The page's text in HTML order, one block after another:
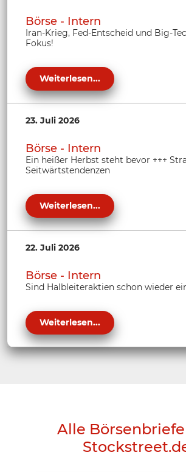
Börse - Intern
Iran-Krieg, Fed-Entscheid und Big-
Fokus!
Weiterlesen...
23. Juli 2026
Börse - Intern
Ein heißer Herbst steht bevor +++
Seitwärtstendenzen
Weiterlesen...
22. Juli 2026
Börse - Intern
Sind Halbleiteraktien schon wieder
Weiterlesen...
Alle